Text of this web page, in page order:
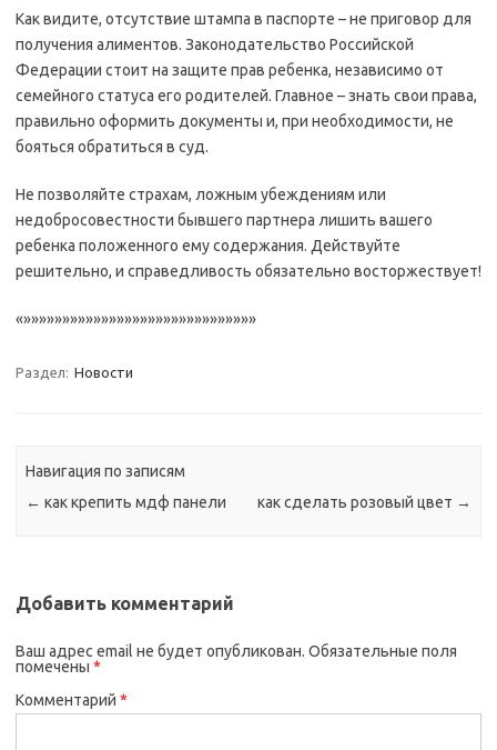
Как видите, отсутствие штампа в паспорте – не приговор для
получения алиментов. Законодательство Российской
Федерации стоит на защите прав ребенка, независимо от
семейного статуса его родителей. Главное – знать свои права,
правильно оформить документы и, при необходимости, не
бояться обратиться в суд.
Не позволяйте страхам, ложным убеждениям или
недобросовестности бывшего партнера лишить вашего
ребенка положенного ему содержания. Действуйте
решительно, и справедливость обязательно восторжествует!
«»»»»»»»»»»»»»»»»»»»»»»»»»»»»»»
Раздел: Новости
Навигация по записям
← как крепить мдф панели как сделать розовый цвет →
Добавить комментарий
Ваш адрес email не будет опубликован. Обязательные поля
помечены *
Комментарий *